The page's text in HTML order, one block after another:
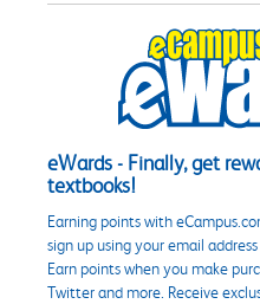
eWards - Finally, get
textbooks!
Earning points with
sign up using your email
Earn points when you make
Twitter and more. Receive